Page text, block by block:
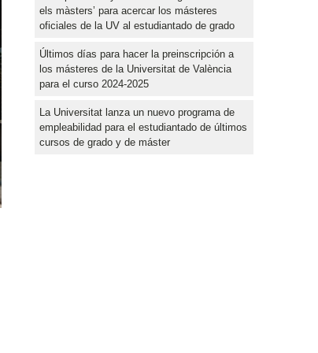
els màsters’ para acercar los másteres
oficiales de la UV al estudiantado de grado
Últimos días para hacer la preinscripción a
los másteres de la Universitat de València
para el curso 2024-2025
La Universitat lanza un nuevo programa de
empleabilidad para el estudiantado de últimos
cursos de grado y de máster